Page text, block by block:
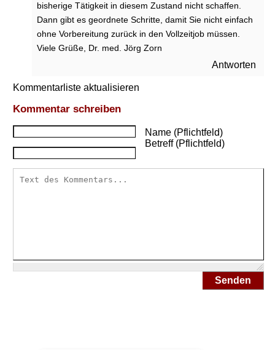
bisherige Tätigkeit in diesem Zustand nicht schaffen.
Dann gibt es geordnete Schritte, damit Sie nicht einfach
ohne Vorbereitung zurück in den Vollzeitjob müssen.
Viele Grüße, Dr. med. Jörg Zorn
Antworten
Kommentarliste aktualisieren
Kommentar schreiben
Name (Pflichtfeld)
Betreff (Pflichtfeld)
Senden